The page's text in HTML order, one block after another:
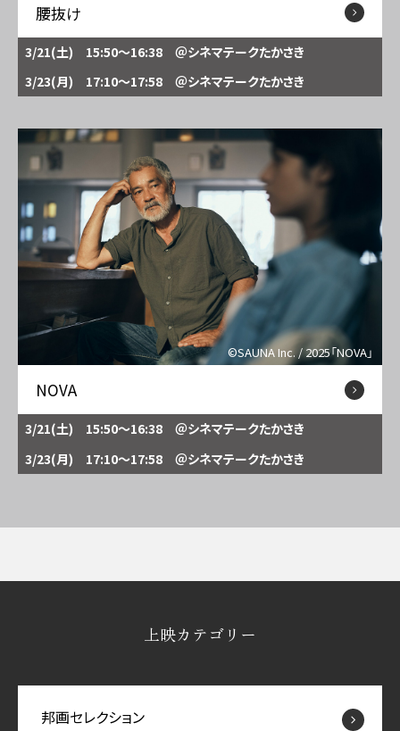
腰抜け
3/21(土) 15:50～16:38 ＠シネマテークたかさき
3/23(月) 17:10～17:58 ＠シネマテークたかさき
©SAUNA Inc. / 2025「NOVA」
NOVA
3/21(土) 15:50～16:38 ＠シネマテークたかさき
3/23(月) 17:10～17:58 ＠シネマテークたかさき
上映カテゴリー
邦画セレクション